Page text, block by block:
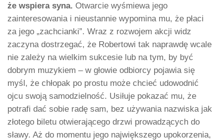
że wspiera syna. Otwarcie wyśmiewa jego
zainteresowania i nieustannie wypomina mu, że płaci
za jego „zachcianki”. Wraz z rozwojem akcji widz
zaczyna dostrzegać, że Robertowi tak naprawdę wcale
nie zależy na wielkim sukcesie lub na tym, by być
dobrym muzykiem – w głowie odbiorcy pojawia się
myśl, że chłopak po prostu może chcieć udowodnić
ojcu swoją samodzielność. Usiłuje pokazać mu, że
potrafi dać sobie radę sam, bez używania nazwiska jak
złotego biletu otwierającego drzwi prowadzących do
sławy. Aż do momentu jego największego upokorzenia,